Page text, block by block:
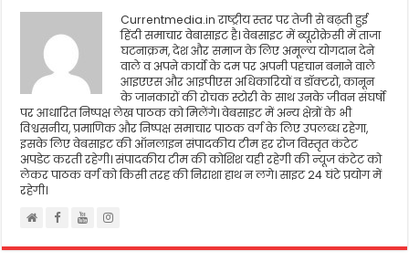
Currentmedia.in राष्ट्रीय स्तर पर तेजी से बढ़ती हुई
हिंदी समाचार वेबासाइट है। वेबसाइट में ब्यूरोक्रेसी में ताजा
घटनाक्रम, देश और समाज के लिए अमूल्य योगदान देने
वाले व अपने कार्यो के दम पर अपनी पहचान बनाने वाले
आइएएस और आइपीएस अधिकारियों व डॉक्टरो, कानून
के जानकारों की रोचक स्टोरी के साथ उनके जीवन संघर्षो
पर आधारित निष्पक्ष लेख पाठक को मिलेंगे। वेबसाइट में अन्य क्षेत्रों के भी
विश्वसनीय, प्रमाणिक और निष्पक्ष समाचार पाठक वर्ग के लिए उपलब्ध रहेगा,
इसके लिए वेबसाइट की ऑनलाइन संपादकीय टीम हर रोज विस्तृत कंटेट
अपडेट करती रहेगी। संपादकीय टीम की कोशिश यही रहेगी की न्यूज कंटेट को
लेकर पाठक वर्ग को किसी तरह की निराशा हाथ न लगे। साइट 24 घंटे प्रयोग में
रहेगी।